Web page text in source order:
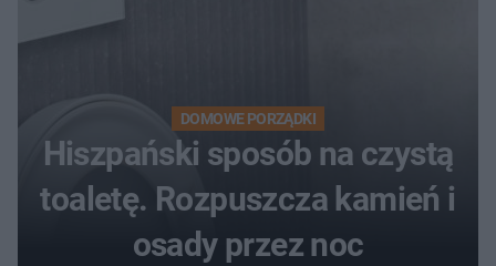
DOMOWE PORZĄDKI
Hiszpański sposób na czystą
toaletę. Rozpuszcza kamień i
osady przez noc